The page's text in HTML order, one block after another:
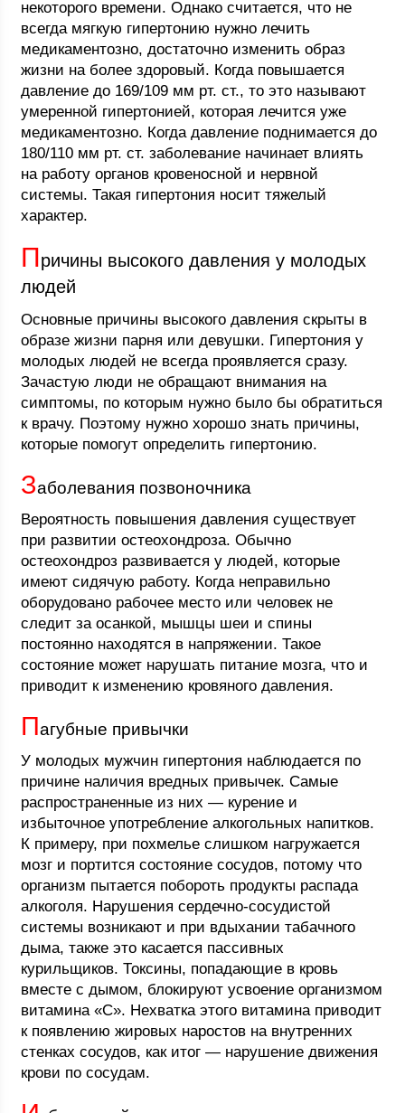
некоторого времени. Однако считается, что не
всегда мягкую гипертонию нужно лечить
медикаментозно, достаточно изменить образ
жизни на более здоровый. Когда повышается
давление до 169/109 мм рт. ст., то это называют
умеренной гипертонией, которая лечится уже
медикаментозно. Когда давление поднимается до
180/110 мм рт. ст. заболевание начинает влиять
на работу органов кровеносной и нервной
системы. Такая гипертония носит тяжелый
характер.
Причины высокого давления у молодых
людей
Основные причины высокого давления скрыты в
образе жизни парня или девушки. Гипертония у
молодых людей не всегда проявляется сразу.
Зачастую люди не обращают внимания на
симптомы, по которым нужно было бы обратиться
к врачу. Поэтому нужно хорошо знать причины,
которые помогут определить гипертонию.
Заболевания позвоночника
Вероятность повышения давления существует
при развитии остеохондроза. Обычно
остеохондроз развивается у людей, которые
имеют сидячую работу. Когда неправильно
оборудовано рабочее место или человек не
следит за осанкой, мышцы шеи и спины
постоянно находятся в напряжении. Такое
состояние может нарушать питание мозга, что и
приводит к изменению кровяного давления.
Пагубные привычки
У молодых мужчин гипертония наблюдается по
причине наличия вредных привычек. Самые
распространенные из них — курение и
избыточное употребление алкогольных напитков.
К примеру, при похмелье слишком нагружается
мозг и портится состояние сосудов, потому что
организм пытается побороть продукты распада
алкоголя. Нарушения сердечно-сосудистой
системы возникают и при вдыхании табачного
дыма, также это касается пассивных
курильщиков. Токсины, попадающие в кровь
вместе с дымом, блокируют усвоение организмом
витамина «С». Нехватка этого витамина приводит
к появлению жировых наростов на внутренних
стенках сосудов, как итог — нарушение движения
крови по сосудам.